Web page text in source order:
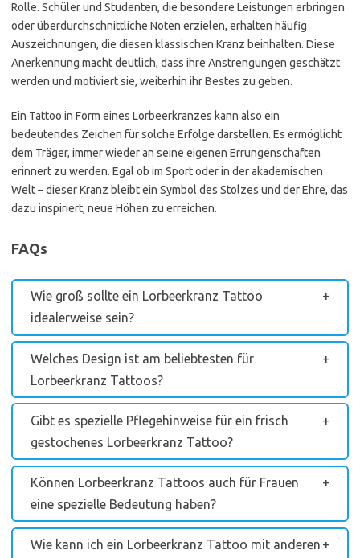
Rolle. Schüler und Studenten, die besondere Leistungen erbringen
oder überdurchschnittliche Noten erzielen, erhalten häufig
Auszeichnungen, die diesen klassischen Kranz beinhalten. Diese
Anerkennung macht deutlich, dass ihre Anstrengungen geschätzt
werden und motiviert sie, weiterhin ihr Bestes zu geben.
Ein Tattoo in Form eines Lorbeerkranzes kann also ein
bedeutendes Zeichen für solche Erfolge darstellen. Es ermöglicht
dem Träger, immer wieder an seine eigenen Errungenschaften
erinnert zu werden. Egal ob im Sport oder in der akademischen
Welt – dieser Kranz bleibt ein Symbol des Stolzes und der Ehre, das
dazu inspiriert, neue Höhen zu erreichen.
FAQs
Wie groß sollte ein Lorbeerkranz Tattoo
idealerweise sein?
Welches Design ist am beliebtesten für
Lorbeerkranz Tattoos?
Gibt es spezielle Pflegehinweise für ein frisch
gestochenes Lorbeerkranz Tattoo?
Können Lorbeerkranz Tattoos auch für Frauen
eine spezielle Bedeutung haben?
Wie kann ich ein Lorbeerkranz Tattoo mit anderen